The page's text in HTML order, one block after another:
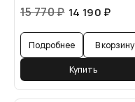
15 770₽ 14 190 ₽
Подробнее В корзину
Купить